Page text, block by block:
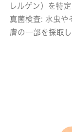
レルゲン）を特定
真菌検査: 水虫や
膚の一部を採取